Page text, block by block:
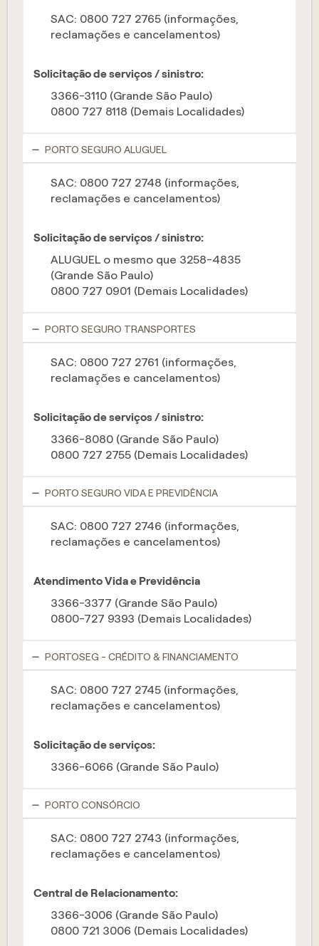
SAC: 0800 727 2765 (informações,
reclamações e cancelamentos)
Solicitação de serviços / sinistro:
3366-3110 (Grande São Paulo)
0800 727 8118 (Demais Localidades)
PORTO SEGURO ALUGUEL
SAC: 0800 727 2748 (informações,
reclamações e cancelamentos)
Solicitação de serviços / sinistro:
ALUGUEL o mesmo que 3258-4835
(Grande São Paulo)
0800 727 0901 (Demais Localidades)
PORTO SEGURO TRANSPORTES
SAC: 0800 727 2761 (informações,
reclamações e cancelamentos)
Solicitação de serviços / sinistro:
3366-8080 (Grande São Paulo)
0800 727 2755 (Demais Localidades)
PORTO SEGURO VIDA E PREVIDÊNCIA
SAC: 0800 727 2746 (informações,
reclamações e cancelamentos)
Atendimento Vida e Previdência
3366-3377 (Grande São Paulo)
0800-727 9393 (Demais Localidades)
PORTOSEG - CRÉDITO & FINANCIAMENTO
SAC: 0800 727 2745 (informações,
reclamações e cancelamentos)
Solicitação de serviços:
3366-6066 (Grande São Paulo)
PORTO CONSÓRCIO
SAC: 0800 727 2743 (informações,
reclamações e cancelamentos)
Central de Relacionamento:
3366-3006 (Grande São Paulo)
0800 721 3006 (Demais Localidades)